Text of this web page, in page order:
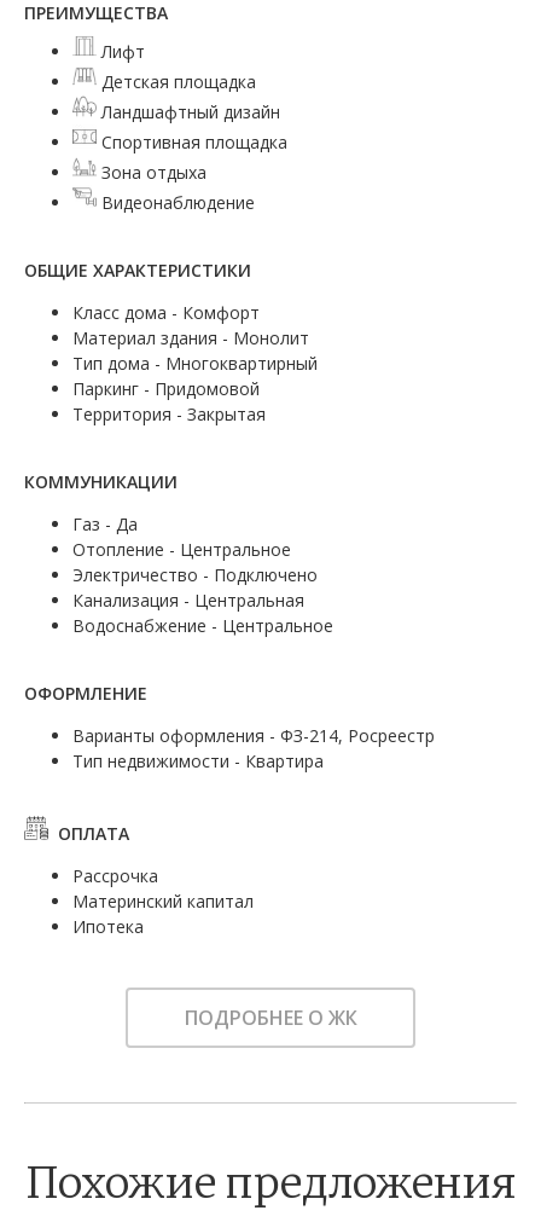
ПРЕИМУЩЕСТВА
Лифт
Детская площадка
Ландшафтный дизайн
Спортивная площадка
Зона отдыха
Видеонаблюдение
ОБЩИЕ ХАРАКТЕРИСТИКИ
Класс дома - Комфорт
Материал здания - Монолит
Тип дома - Многоквартирный
Паркинг - Придомовой
Территория - Закрытая
КОММУНИКАЦИИ
Газ - Да
Отопление - Центральное
Электричество - Подключено
Канализация - Центральная
Водоснабжение - Центральное
ОФОРМЛЕНИЕ
Варианты оформления - ФЗ-214, Росреестр
Тип недвижимости - Квартира
ОПЛАТА
Рассрочка
Материнский капитал
Ипотека
ПОДРОБНЕЕ О ЖК
Похожие предложения